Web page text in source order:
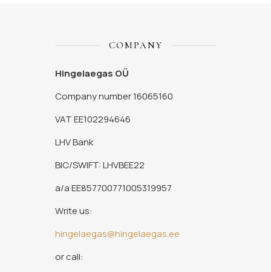
COMPANY
Hingelaegas OÜ
Company number 16065160
VAT EE102294646
LHV Bank
BIC/SWIFT: LHVBEE22
a/a EE857700771005319957
Write us:
hingelaegas@hingelaegas.ee
or call: